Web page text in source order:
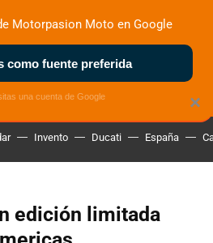
MOTOS ELÉCTRICAS
Invento Ducati España
edición limitada
×
Motorpasion Moto en Google
como fuente preferida
una cuenta de Google